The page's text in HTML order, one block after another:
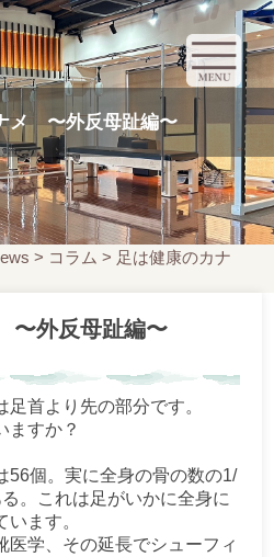
メ 〜外反母趾編〜
> コラム > 足は健康のカナ
〜外反母趾編〜
首より先の部分です。
ますか？
56個。実に全身の骨の数の1/
。これは足がいかに全身に
ます。
医学、その延長でシューフィ